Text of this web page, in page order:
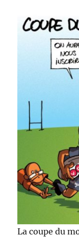
La coupe du